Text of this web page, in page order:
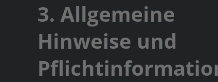
3. Allgemeine
Hinweise und